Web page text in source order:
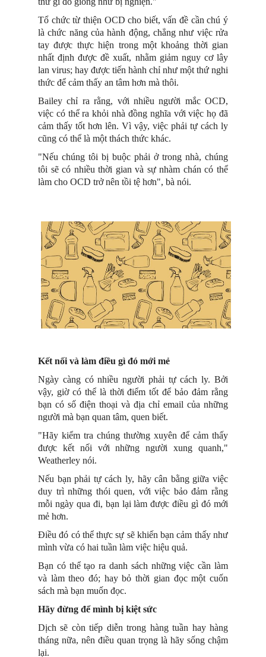
Tổ chức từ thiện OCD cho biết, vấn đề cần chú ý
là chức năng của hành động, chẳng như việc rửa
tay được thực hiện trong một khoảng thời gian
nhất định được đề xuất, nhằm giảm nguy cơ lây
lan virus; hay được tiến hành chỉ như một thứ nghi
thức để cảm thấy an tâm hơn mà thôi.
Bailey chỉ ra rằng, với nhiều người mắc OCD,
việc có thể ra khỏi nhà đồng nghĩa với việc họ đã
cảm thấy tốt hơn lên. Vì vậy, việc phải tự cách ly
cũng có thể là một thách thức khác.
"Nếu chúng tôi bị buộc phải ở trong nhà, chúng
tôi sẽ có nhiều thời gian và sự nhàm chán có thể
làm cho OCD trở nên tồi tệ hơn", bà nói.
Kết nối và làm điều gì đó mới mẻ
Ngày càng có nhiều người phải tự cách ly. Bởi
vậy, giờ có thể là thời điểm tốt để bảo đảm rằng
bạn có số điện thoại và địa chỉ email của những
người mà bạn quan tâm, quen biết.
"Hãy kiểm tra chúng thường xuyên để cảm thấy
được kết nối với những người xung quanh,"
Weatherley nói.
Nếu bạn phải tự cách ly, hãy cân bằng giữa việc
duy trì những thói quen, với việc bảo đảm rằng
mỗi ngày qua đi, bạn lại làm được điều gì đó mới
mẻ hơn.
Điều đó có thể thực sự sẽ khiến bạn cảm thấy như
mình vừa có hai tuần làm việc hiệu quả.
Bạn có thể tạo ra danh sách những việc cần làm
và làm theo đó; hay bỏ thời gian đọc một cuốn
sách mà bạn muốn đọc.
Hãy đừng để mình bị kiệt sức
Dịch sẽ còn tiếp diễn trong hàng tuần hay hàng
tháng nữa, nên điều quan trọng là hãy sống chậm
lại.